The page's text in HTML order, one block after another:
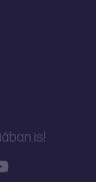
is!